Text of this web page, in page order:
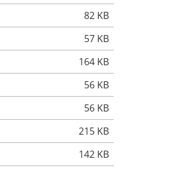
82 KB
57 KB
164 KB
56 KB
56 KB
215 KB
142 KB